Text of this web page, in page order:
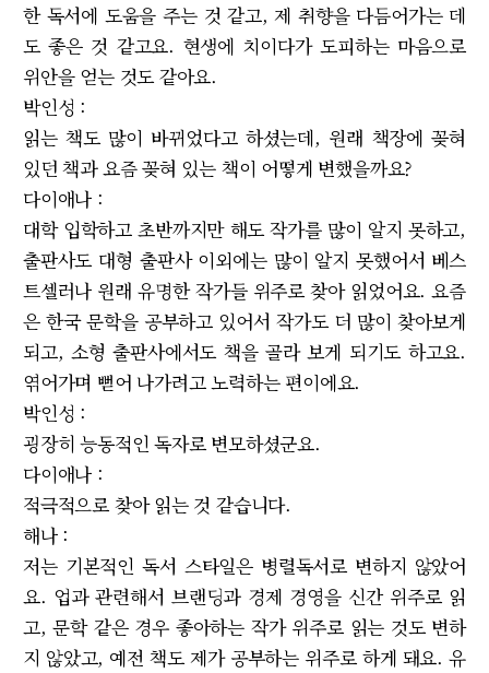
한 독서에 도움을 주는 것 같고, 제 취향을 다듬어가는 데
도 좋은 것 같고요. 현생에 치이다가 도피하는 마음으로
위안을 얻는 것도 같아요.
박인성 :
읽는 책도 많이 바뀌었다고 하셨는데, 원래 책장에 꽂혀
있던 책과 요즘 꽂혀 있는 책이 어떻게 변했을까요?
다이애나 :
대학 입학하고 초반까지만 해도 작가를 많이 알지 못하고,
출판사도 대형 출판사 이외에는 많이 알지 못했어서 베스
트셀러나 원래 유명한 작가들 위주로 찾아 읽었어요. 요즘
은 한국 문학을 공부하고 있어서 작가도 더 많이 찾아보게
되고, 소형 출판사에서도 책을 골라 보게 되기도 하고요.
엮어가며 뻗어 나가려고 노력하는 편이에요.
박인성 :
굉장히 능동적인 독자로 변모하셨군요.
다이애나 :
적극적으로 찾아 읽는 것 같습니다.
해나 :
저는 기본적인 독서 스타일은 병렬독서로 변하지 않았어
요. 업과 관련해서 브랜딩과 경제 경영을 신간 위주로 읽
고, 문학 같은 경우 좋아하는 작가 위주로 읽는 것도 변하
지 않았고, 예전 책도 제가 공부하는 위주로 하게 돼요. 유